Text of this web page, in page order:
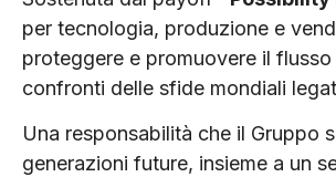
per tecnologia, produzione e
proteggere e promuovere il
confronti delle sfide mondiali
Una responsabilità che il Gruppo
generazioni future, insieme a un